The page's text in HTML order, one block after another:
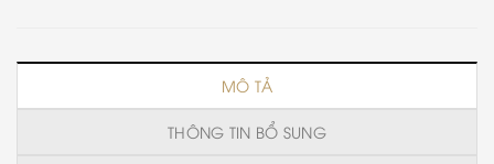
MÔ TẢ
THÔNG TIN BỔ SUNG